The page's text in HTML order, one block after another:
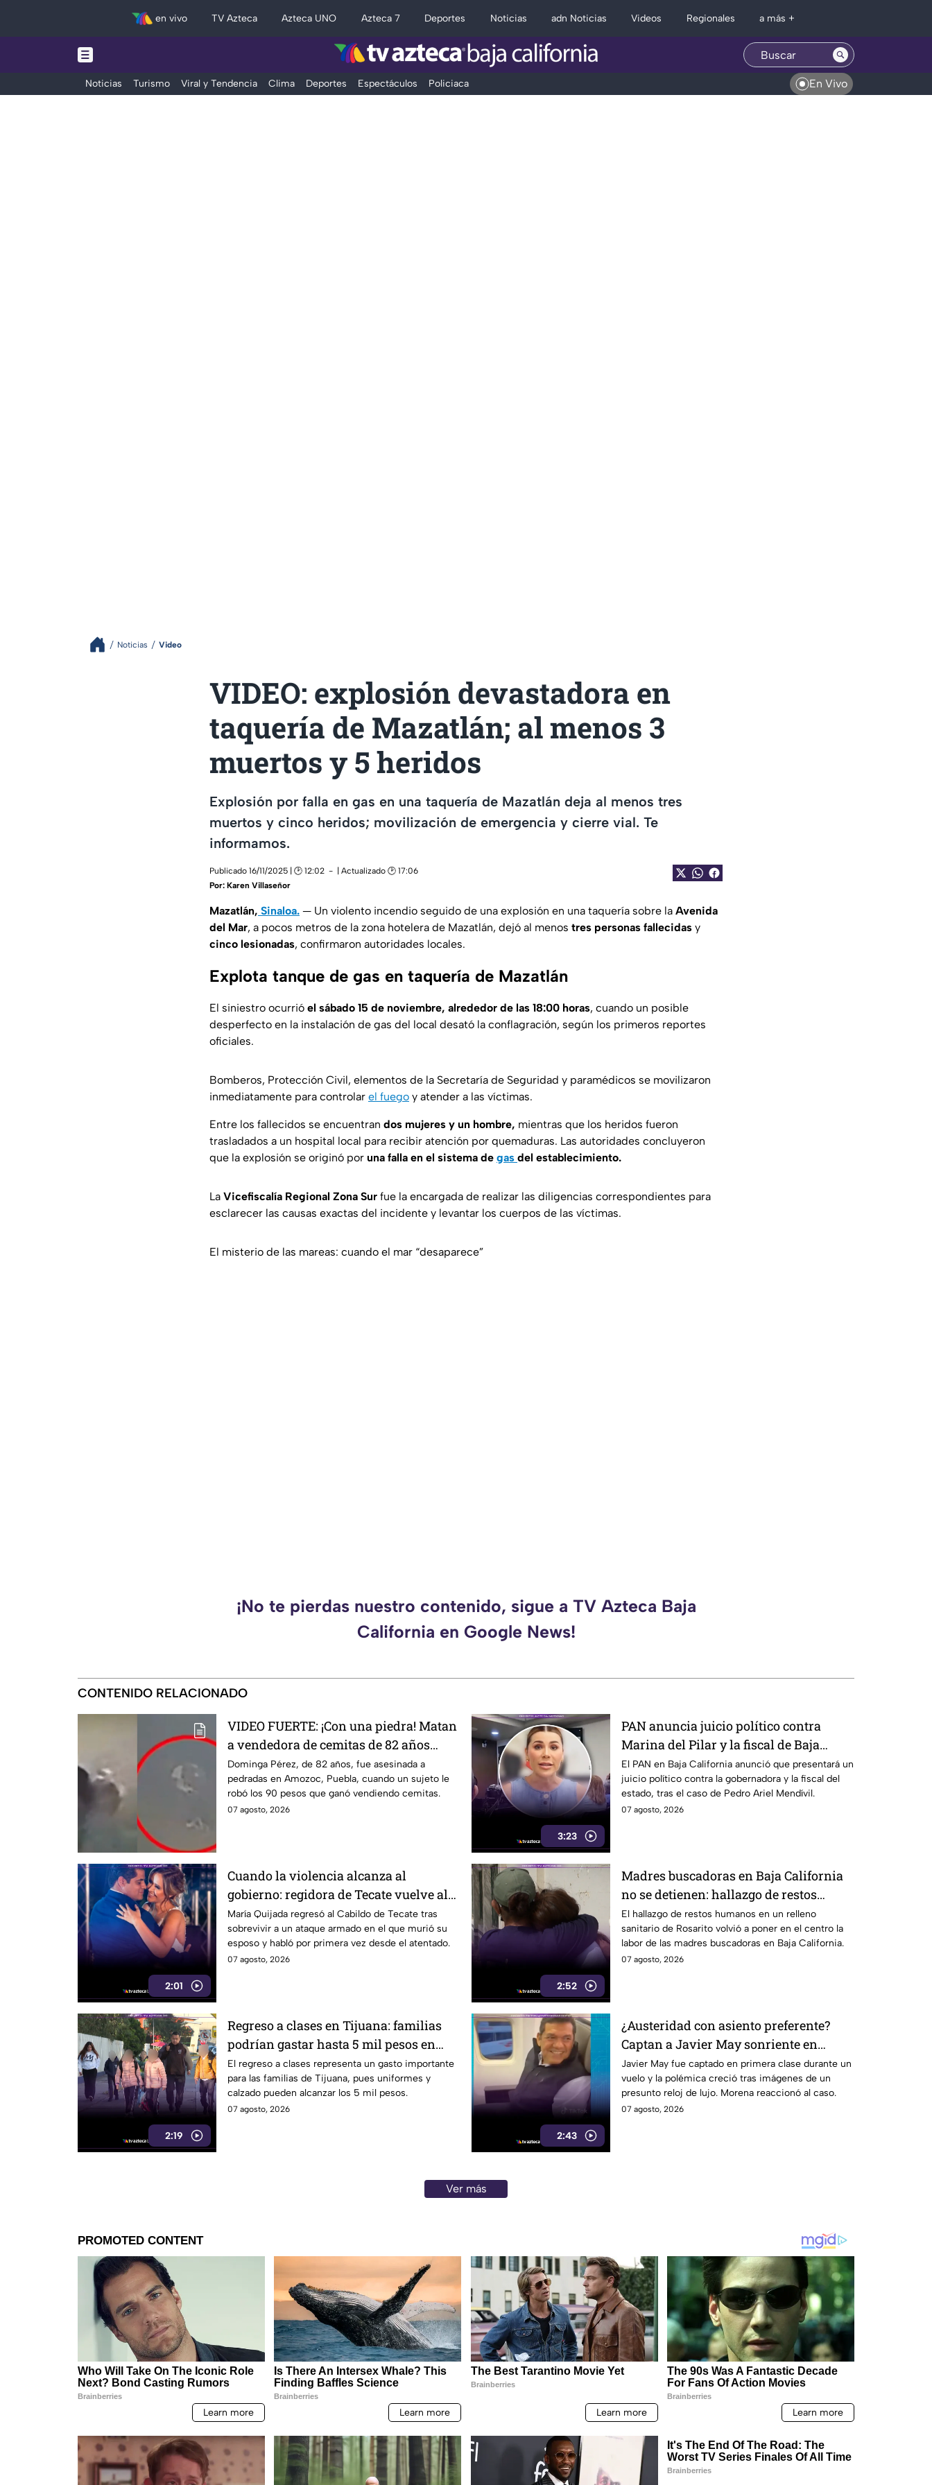
en vivo TV Azteca Azteca UNO Azteca 7 Deportes Noticias adn Noticias Videos Regionales a más +
Noticias Turismo Viral y Tendencia Clima Deportes Espectáculos Policiaca En Vivo
Noticias Video
VIDEO: explosión devastadora en
taquería de Mazatlán; al menos 3
muertos y 5 heridos
Explosión por falla en gas en una taquería de Mazatlán deja al menos tres
muertos y cinco heridos; movilización de emergencia y cierre vial. Te
informamos.
Publicado 16/11/2025 | 🕑 12:02
| Actualizado 🕑 17:06
Por: Karen Villaseñor
Mazatlán, Sinaloa. — Un violento incendio seguido de una explosión en una taquería sobre la Avenida
del Mar, a pocos metros de la zona hotelera de Mazatlán, dejó al menos tres personas fallecidas y
cinco lesionadas, confirmaron autoridades locales.
Explota tanque de gas en taquería de Mazatlán
El siniestro ocurrió el sábado 15 de noviembre, alrededor de las 18:00 horas, cuando un posible
desperfecto en la instalación de gas del local desató la conflagración, según los primeros reportes
oficiales.
Bomberos, Protección Civil, elementos de la Secretaría de Seguridad y paramédicos se movilizaron
inmediatamente para controlar el fuego y atender a las víctimas.
Entre los fallecidos se encuentran dos mujeres y un hombre, mientras que los heridos fueron
trasladados a un hospital local para recibir atención por quemaduras. Las autoridades concluyeron
que la explosión se originó por una falla en el sistema de gas del establecimiento.
La Vicefiscalía Regional Zona Sur fue la encargada de realizar las diligencias correspondientes para
esclarecer las causas exactas del incidente y levantar los cuerpos de las víctimas.
El misterio de las mareas: cuando el mar “desaparece”
¡No te pierdas nuestro contenido, sigue a TV Azteca Baja
California en Google News!
CONTENIDO RELACIONADO
VIDEO FUERTE: ¡Con una piedra! Matan
a vendedora de cemitas de 82 años
mientras iba a su casa
Dominga Pérez, de 82 años, fue asesinada a
pedradas en Amozoc, Puebla, cuando un sujeto le
robó los 90 pesos que ganó vendiendo cemitas.
07 agosto, 2026
3:23
PAN anuncia juicio político contra
Marina del Pilar y la fiscal de Baja
California
El PAN en Baja California anunció que presentará un
juicio político contra la gobernadora y la fiscal del
estado, tras el caso de Pedro Ariel Mendívil.
07 agosto, 2026
2:01
Cuando la violencia alcanza al
gobierno: regidora de Tecate vuelve al
Cabildo tras sobrevivir a un ataque
armado
María Quijada regresó al Cabildo de Tecate tras
sobrevivir a un ataque armado en el que murió su
esposo y habló por primera vez desde el atentado.
07 agosto, 2026
2:52
Madres buscadoras en Baja California
no se detienen: hallazgo de restos
humanos reaviva la preocupación
El hallazgo de restos humanos en un relleno
sanitario de Rosarito volvió a poner en el centro la
labor de las madres buscadoras en Baja California.
07 agosto, 2026
2:19
Regreso a clases en Tijuana: familias
podrían gastar hasta 5 mil pesos en
uniformes y calzado
El regreso a clases representa un gasto importante
para las familias de Tijuana, pues uniformes y
calzado pueden alcanzar los 5 mil pesos.
07 agosto, 2026
2:43
¿Austeridad con asiento preferente?
Captan a Javier May sonriente en
primera clase y Morena le “jala las
orejas”
Javier May fue captado en primera clase durante un
vuelo y la polémica creció tras imágenes de un
presunto reloj de lujo. Morena reaccionó al caso.
07 agosto, 2026
Ver más